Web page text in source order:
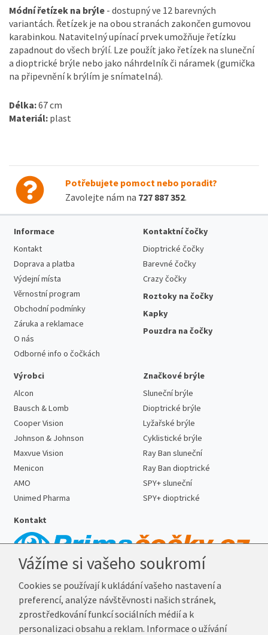
Módní řetízek na brýle - dostupný ve 12 barevných
variantách. Řetízek je na obou stranách zakončen gumovou
karabinkou. Natavitelný upínací prvek umožňuje řetízku
zapadnout do všech brýlí. Lze použít jako řetízek na sluneční
a dioptrické brýle nebo jako náhrdelník či náramek (gumička
na připevnění k brýlím je snímatelná).
Délka:67 cm
Materiál: plast
Potřebujete pomoct nebo poradit?
Zavolejte nám na 727 887 352.
Informace
Kontakt
Doprava a platba
Výdejní místa
Věrnostní program
Obchodní podmínky
Záruka a reklamace
O nás
Odborné info o čočkách
Kontaktní čočky
Dioptrické čočky
Barevné čočky
Crazy čočky
Roztoky na čočky
Kapky
Pouzdra na čočky
Výrobci
Alcon
Bausch & Lomb
Cooper Vision
Johnson & Johnson
Maxvue Vision
Menicon
AMO
Unimed Pharma
Značkové brýle
Sluneční brýle
Dioptrické brýle
Lyžařské brýle
Cyklistické brýle
Ray Ban sluneční
Ray Ban dioptrické
SPY+ sluneční
SPY+ dioptrické
Kontakt
E-mail:info@prima-cocky.cz
Reklamační adresa
Andrea Votavová
Vážíme si vašeho soukromí
Cookies se používají k ukládání vašeho nastavení a
preferencí, analýze návštěvnosti našich stránek,
zprostředkování funkcí sociálních médií a k
personalizaci obsahu a reklam. Informace o užívání